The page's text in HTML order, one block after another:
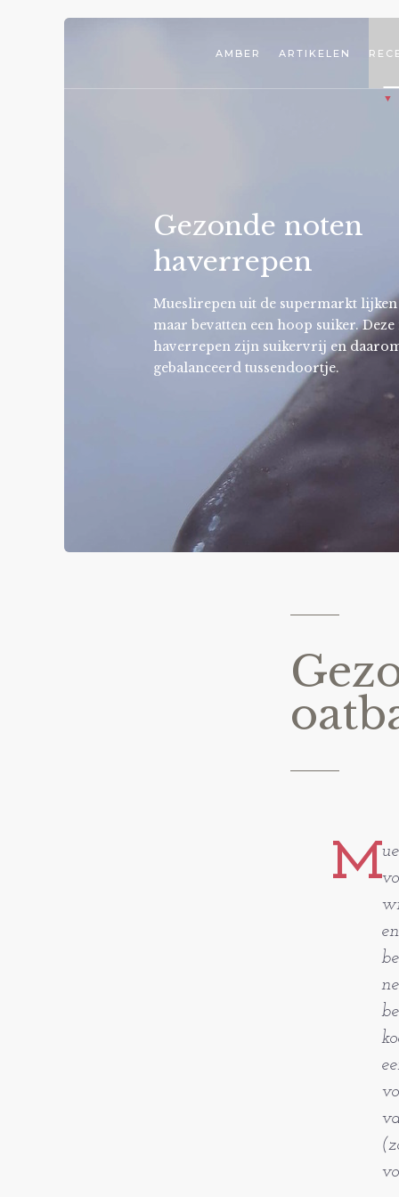
AMBER ARTIKELEN
Gezonde noten
haverrepen
Mueslirepen uit de supermarkt
maar bevatten een hoop suiker.
haverrepen zijn suikervrij en
gebalanceerd tussendoortje.
M